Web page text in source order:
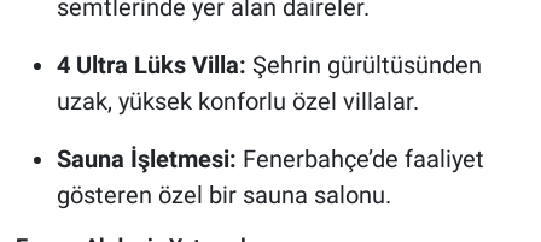
semtlerinde yer alan daireler.
4 Ultra Lüks Villa: Şehrin gürültüsünden
uzak, yüksek konforlu özel villalar.
Sauna İşletmesi: Fenerbahçe’de faaliyet
gösteren özel bir sauna salonu.